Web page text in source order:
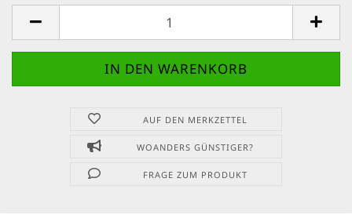
AUF DEN MERKZETTEL
WOANDERS GÜNSTIGER?
FRAGE ZUM PRODUKT